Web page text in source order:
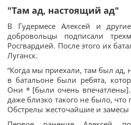
"Там ад, настоящий ад"
В Гудермесе Алексей и
добровольцы подписали
Росгвардией. После этого их
Луганск.
“Когда мы приехали, там был ад,
в батальоне были ребята,
Они * [были очень
даже близко такого не было, что
Обстрелы жесточайшие и замесы